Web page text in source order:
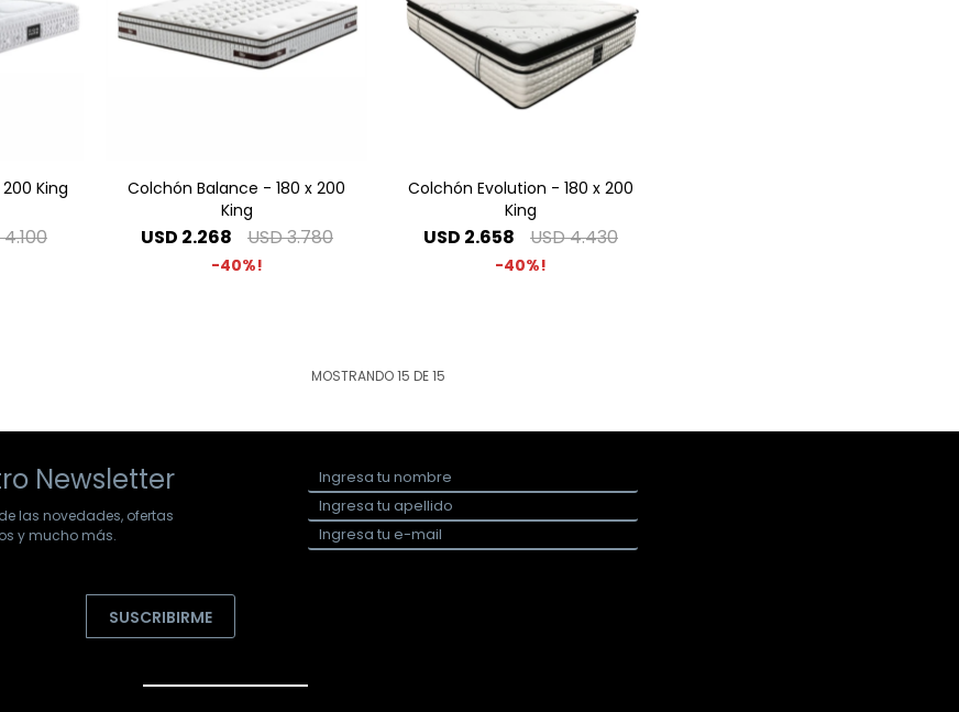
King
4.100
Colchón Balance - 180 x 200
King
USD 2.268 USD3.780
40
Colchón Evolution - 180 x 200
King
USD 2.658 USD4.430
40
MOSTRANDO15 DE15
Newsletter
las novedades, ofertas
y mucho más.
SUSCRIBIRME